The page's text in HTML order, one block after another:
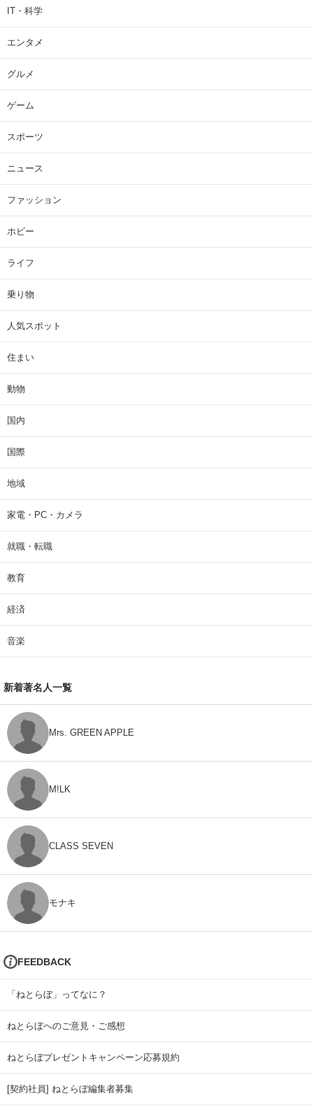
IT・科学
エンタメ
グルメ
ゲーム
スポーツ
ニュース
ファッション
ホビー
ライフ
乗り物
人気スポット
住まい
動物
国内
国際
地域
家電・PC・カメラ
就職・転職
教育
経済
音楽
新着著名人一覧
Mrs. GREEN APPLE
M!LK
CLASS SEVEN
モナキ
FEEDBACK
「ねとらぼ」ってなに？
ねとらぼへのご意見・ご感想
ねとらぼプレゼントキャンペーン応募規約
[契約社員] ねとらぼ編集者募集